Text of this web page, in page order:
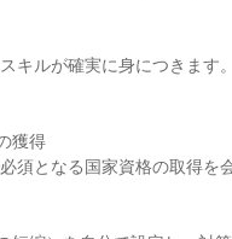
キルが確実に身につきます
獲得
須となる国家資格の取得を